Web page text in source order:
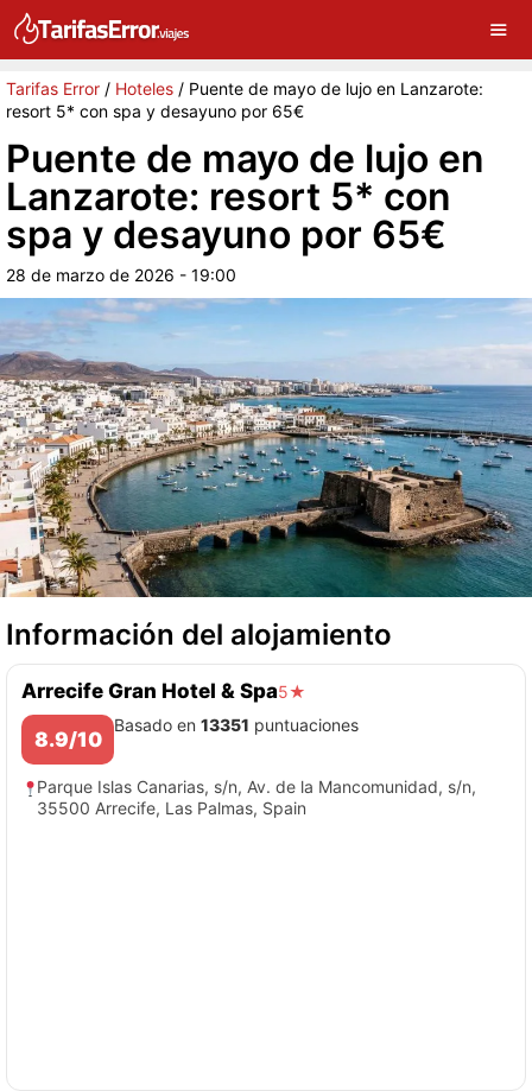
Tarifas Error / Hoteles / Puente de mayo de lujo en Lanzarote:
resort 5* con spa y desayuno por 65€
Puente de mayo de lujo en
Lanzarote: resort 5* con
spa y desayuno por 65€
28 de marzo de 2026 - 19:00
Información del alojamiento
Arrecife Gran Hotel & Spa5★
8.9/10
Basado en 13351 puntuaciones
Parque Islas Canarias, s/n, Av. de la Mancomunidad, s/n,
35500 Arrecife, Las Palmas, Spain
G Sigue a Tarifas Error en Google ×